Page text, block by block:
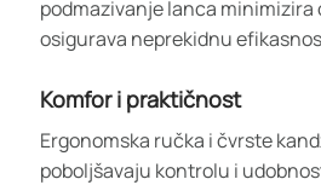
podmazivanje lanca minimizira
osigurava neprekidnu
Komfor i praktičnost
Ergonomska ručka i čvrste
poboljšavaju kontrolu i